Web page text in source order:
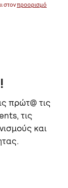
στονπροορισμό
πρώτ@ τις
τις
και